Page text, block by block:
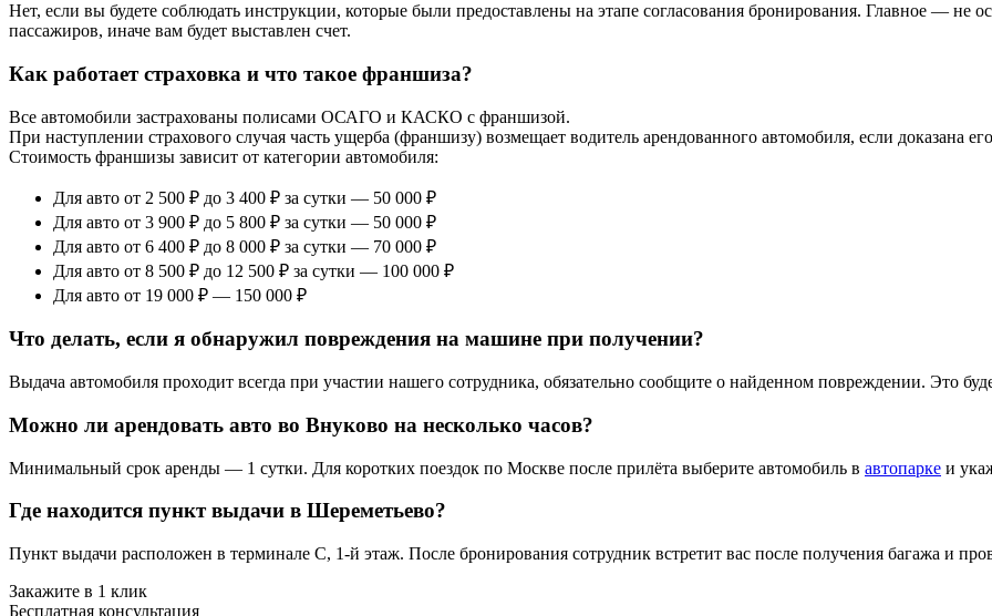
Нет, если вы будете соблюдать инструкции, которые были предоставлены на этапе согласования бронирования. Главное — не
пассажиров, иначе вам будет выставлен счет.
Как работает страховка и что такое франшиза?
Все автомобили застрахованы полисами ОСАГО и КАСКО с франшизой.
При наступлении страхового случая часть ущерба (франшизу) возмещает водитель арендованного автомобиля, если доказана
Стоимость франшизы зависит от категории автомобиля:
Для авто от 2 500 ₽ до 3 400 ₽ за сутки — 50 000 ₽
Для авто от 3 900 ₽ до 5 800 ₽ за сутки — 50 000 ₽
Для авто от 6 400 ₽ до 8 000 ₽ за сутки — 70 000 ₽
Для авто от 8 500 ₽ до 12 500 ₽ за сутки — 100 000 ₽
Для авто от 19 000 ₽ — 150 000 ₽
Что делать, если я обнаружил повреждения на машине при получении?
Выдача автомобиля проходит всегда при участии нашего сотрудника, обязательно сообщите о найденном повреждении. Это
Можно ли арендовать авто во Внуково на несколько часов?
Минимальный срок аренды — 1 сутки. Для коротких поездок по Москве после прилёта выберите автомобиль в автопарке и
Где находится пункт выдачи в Шереметьево?
Пункт выдачи расположен в терминале C, 1-й этаж. После бронирования сотрудник встретит вас после получения багажа и
Закажите в 1 клик
Бесплатная консультация